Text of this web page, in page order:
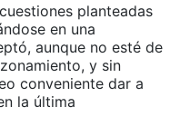
planteadas
en una
aunque no esté de
y sin
conveniente dar a
la última